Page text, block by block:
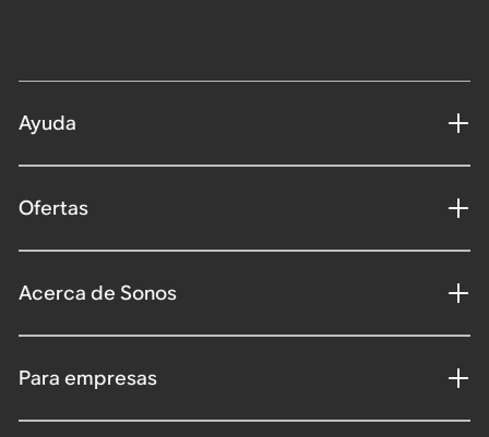
Ayuda
Ofertas
Acerca de Sonos
Para empresas